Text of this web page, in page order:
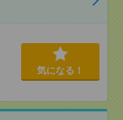
気になる！